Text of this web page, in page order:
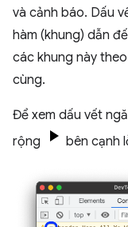
và cảnh báo. Dấu
hàm (khung) dẫn
các khung này
cùng.
Để xem dấu vết
rộng
bên cạnh